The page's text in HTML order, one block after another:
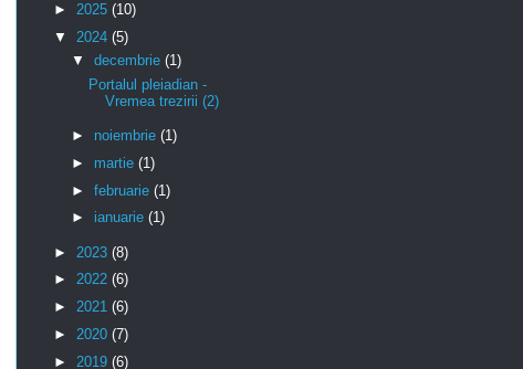
► 2025 (10)
▼ 2024 (5)
▼ decembrie (1)
Portalul pleiadian -
Vremea trezirii (2)
► noiembrie (1)
► martie (1)
► februarie (1)
► ianuarie (1)
► 2023 (8)
► 2022 (6)
► 2021 (6)
► 2020 (7)
► 2019 (6)